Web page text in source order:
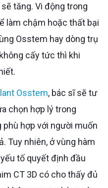
tăng. Vi động trong
làm chậm hoặc thất bại
Osstem hay dòng trụ
cấy tức thì khi
Osstem, bác sĩ sẽ tư
chọn hợp lý trong
phù hợp với người muốn
Tuy nhiên, ở vùng hàm
tố quyết định đầu
CT 3D có cho thấy đủ